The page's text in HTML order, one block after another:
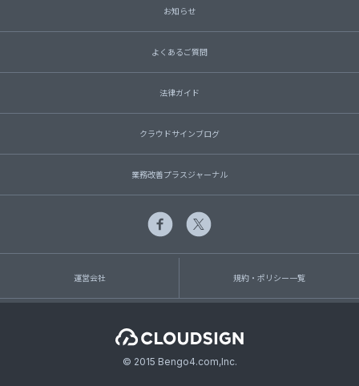
お知らせ
よくあるご質問
法律ガイド
クラウドサインブログ
業務改善プラスジャーナル
運営会社 規約・ポリシー一覧
© 2015 Bengo4.com,Inc.